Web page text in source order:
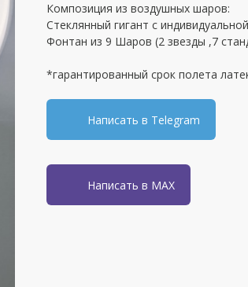
Композиция из воздушных шаров:
Стеклянный гигант с
Фонтан из 9 Шаров (2 звезды ,7
*гарантированный срок полета
Написать в Telegram
Написать в MAX